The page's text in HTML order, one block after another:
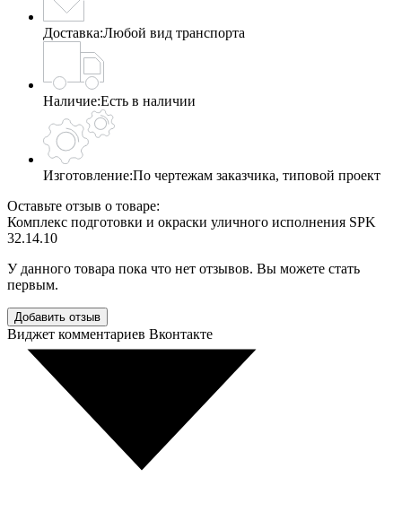
Доставка:Любой вид транспорта
Наличие:Есть в наличии
Изготовление:По чертежам заказчика, типовой проект
Оставьте отзыв о товаре:
Комплекс подготовки и окраски уличного исполнения SPK
32.14.10
У данного товара пока что нет отзывов. Вы можете стать
первым.
Добавить отзыв
Виджет комментариев Вконтакте